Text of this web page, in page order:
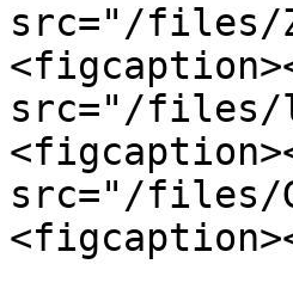
src="/files/
src="/files/
src="/files/